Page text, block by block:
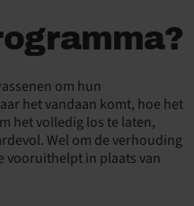
om hun
het vandaan komt, hoe het
het volledig los te laten,
Wel om de verhouding
vooruithelpt in plaats van